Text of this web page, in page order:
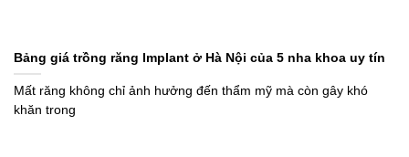
Bảng giá trồng răng Implant ở Hà Nội của 5 nha khoa uy tín
Mất răng không chỉ ảnh hưởng đến thẩm mỹ mà còn gây khó
khăn trong